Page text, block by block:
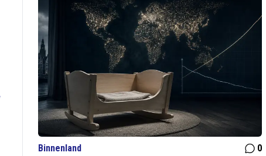
Binnenland
0